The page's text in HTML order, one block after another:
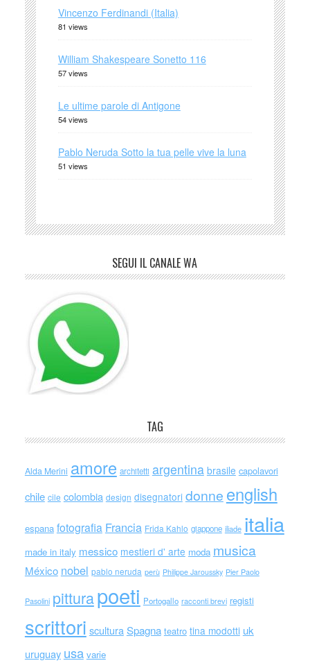
Vincenzo Ferdinandi (Italia)
81 views
William Shakespeare Sonetto 116
57 views
Le ultime parole di Antigone
54 views
Pablo Neruda Sotto la tua pelle vive la luna
51 views
SEGUI IL CANALE WA
TAG
Alda Merini amore architetti argentina brasile capolavori
chile cile colombia design disegnatori donne english
espana fotografia Francia Frida Kahlo giappone iliade italia
made in italy messico mestieri d' arte moda musica
México nobel pablo neruda perù Philippe Jaroussky Pier Paolo
Pasolini pitturapoeti Portogallo racconti brevi registi
scrittori sculturaSpagna teatro tina modotti uk
uruguay usa varie